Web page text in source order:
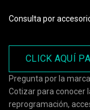
Consulta por
CLICK AQUÍ
Pregunta por la
Cotizar para conocer
reprogramación,